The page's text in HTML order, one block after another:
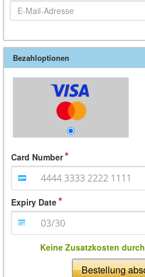
Bezahloptionen
Card Number
Expiry Date
Keine Zusatzkosten
Bestellung